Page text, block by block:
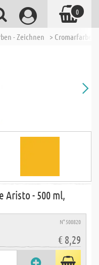
- Zeichnen > Cromarfarben
- 500 ml,
N° 500820
€ 8,29
0